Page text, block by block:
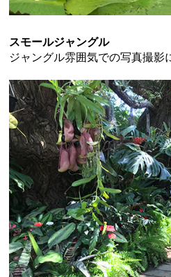
スモールジャングル
ジャングル雰囲気での写真撮影